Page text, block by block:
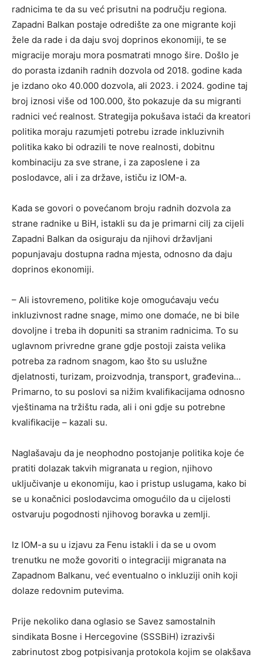
radnicima te da su već prisutni na području regiona.
Zapadni Balkan postaje odredište za one migrante koji
žele da rade i da daju svoj doprinos ekonomiji, te se
migracije moraju mora posmatrati mnogo šire. Došlo je
do porasta izdanih radnih dozvola od 2018. godine kada
je izdano oko 40.000 dozvola, ali 2023. i 2024. godine taj
broj iznosi više od 100.000, što pokazuje da su migranti
radnici već realnost. Strategija pokušava istaći da kreatori
politika moraju razumjeti potrebu izrade inkluzivnih
politika kako bi odrazili te nove realnosti, dobitnu
kombinaciju za sve strane, i za zaposlene i za
poslodavce, ali i za države, ističu iz IOM-a.
Kada se govori o povećanom broju radnih dozvola za
strane radnike u BiH, istakli su da je primarni cilj za cijeli
Zapadni Balkan da osiguraju da njihovi državljani
popunjavaju dostupna radna mjesta, odnosno da daju
doprinos ekonomiji.
– Ali istovremeno, politike koje omogućavaju veću
inkluzivnost radne snage, mimo one domaće, ne bi bile
dovoljne i treba ih dopuniti sa stranim radnicima. To su
uglavnom privredne grane gdje postoji zaista velika
potreba za radnom snagom, kao što su uslužne
djelatnosti, turizam, proizvodnja, transport, građevina…
Primarno, to su poslovi sa nižim kvalifikacijama odnosno
vještinama na tržištu rada, ali i oni gdje su potrebne
kvalifikacije – kazali su.
Naglašavaju da je neophodno postojanje politika koje će
pratiti dolazak takvih migranata u region, njihovo
uključivanje u ekonomiju, kao i pristup uslugama, kako bi
se u konačnici poslodavcima omogućilo da u cijelosti
ostvaruju pogodnosti njihovog boravka u zemlji.
Iz IOM-a su u izjavu za Fenu istakli i da se u ovom
trenutku ne može govoriti o integraciji migranata na
Zapadnom Balkanu, već eventualno o inkluziji onih koji
dolaze redovnim putevima.
Prije nekoliko dana oglasio se Savez samostalnih
sindikata Bosne i Hercegovine (SSSBiH) izrazivši
zabrinutost zbog potpisivanja protokola kojim se olakšava